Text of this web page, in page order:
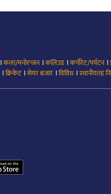
।कला/मनोरन्जन।कलिउड।कर्पोरेट/पर्यटन।
।क्रिकेट।सेयर बजार ।विविध।स्थानीयतह